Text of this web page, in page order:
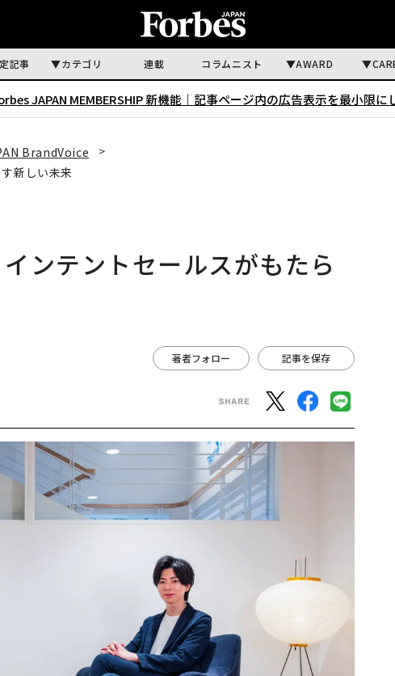
記事 カテゴリ 連載 コラムニスト AWARD
JAPAN MEMBERSHIP 新機能｜ 記事ページ内の広告表示を最小限に
BrandVoice
新しい未来
ンテントセールスがもたら
著者フォロー 記事を保存